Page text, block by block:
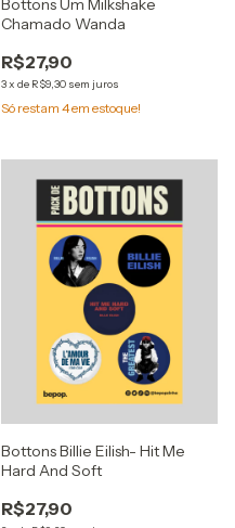
Bottons Um Milkshake
Chamado Wanda
R$27,90
3x de R$9,30 sem juros
Só restam 4em estoque!
Bottons Billie Eilish- Hit Me
Hard And Soft
R$27,90